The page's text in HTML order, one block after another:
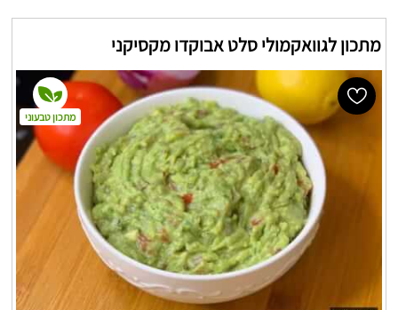
מתכון לגוואקמולי סלט אבוקדו מקסיקני
מתכון טבעוני